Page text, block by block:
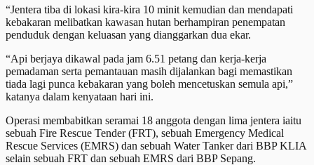
“Jentera tiba di lokasi kira-kira 10 minit kemudian dan mendapati
kebakaran melibatkan kawasan hutan berhampiran penempatan
penduduk dengan keluasan yang dianggarkan dua ekar.
“Api berjaya dikawal pada jam 6.51 petang dan kerja-kerja
pemadaman serta pemantauan masih dijalankan bagi memastikan
tiada lagi punca kebakaran yang boleh mencetuskan semula api,”
katanya dalam kenyataan hari ini.
Operasi membabitkan seramai 18 anggota dengan lima jentera iaitu
sebuah Fire Rescue Tender (FRT), sebuah Emergency Medical
Rescue Services (EMRS) dan sebuah Water Tanker dari BBP KLIA
selain sebuah FRT dan sebuah EMRS dari BBP Sepang.